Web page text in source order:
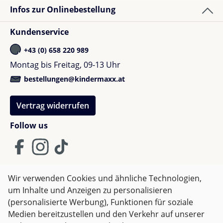
Korbkapazität 10 kg, 25L
12 kg mit Sitz, 12,5 kg mit Wanne
Nutze die Vorteile der wiederverwendbaren
Verpackung, die in ein Spielzeug verwandelt werden
kann, sowie die übertragbare 10-Jahres-Garantie
(nachRegistrierung) für nachhaltige Nutzung und
Maximaler Komfort und Sicherheit mit
der Maxi Cosi Pebble 360 Pro2 I-Size
Babyschale
Entdecke die Bequemlichkeit mit dem Maxi Cosi
Pebble 360 Pro2 aus unserer 360 Pro Family-Serie.
Dieses Modell bietet eine 360°-Drehfunktion und
unsere bahnbrechende SlideTech®-Technologie für
Follow us
Infos zur Onlinebestellung
Kundenservice
+43 (0) 658 220 989
Montag bis Freitag, 09-13 Uhr
bestellungen@kindermaxx.at
Vertrag widerrufen
AGB Impressum
Datenschutz
Widerrufsrecht
Wir verwenden Cookies und ähnliche Technologien,
um Inhalte und Anzeigen zu personalisieren
(personalisierte Werbung), Funktionen für soziale
Medien bereitzustellen und den Verkehr auf unserer